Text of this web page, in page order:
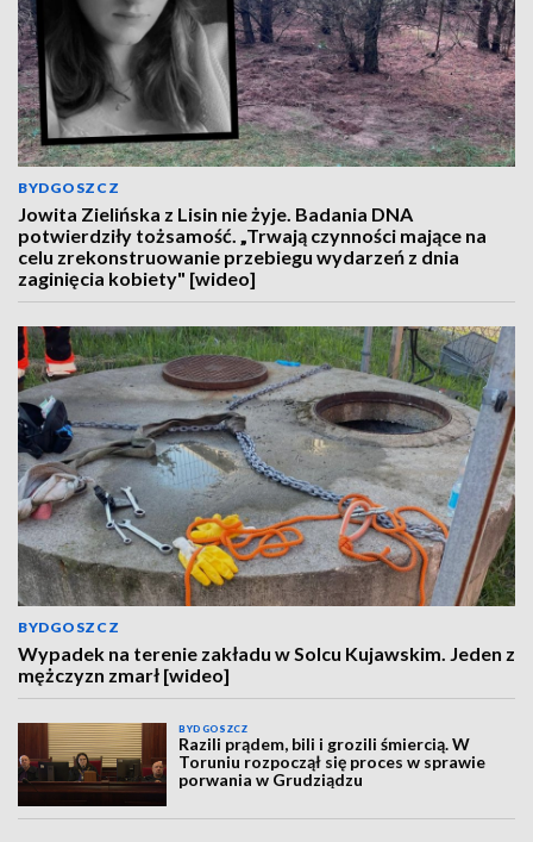
BYDGOSZCZ
Jowita Zielińska z Lisin nie żyje. Badania DNA
potwierdziły tożsamość. „Trwają czynności mające na
celu zrekonstruowanie przebiegu wydarzeń z dnia
zaginięcia kobiety" [wideo]
BYDGOSZCZ
Wypadek na terenie zakładu w Solcu Kujawskim. Jeden z
mężczyzn zmarł [wideo]
BYDGOSZCZ
Razili prądem, bili i grozili śmiercią. W
Toruniu rozpoczął się proces w sprawie
porwania w Grudziądzu